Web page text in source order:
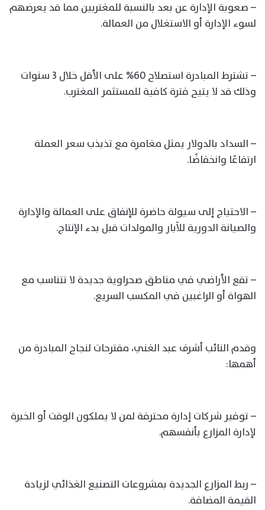
– صعوبة الإدارة عن بعد بالنسبة للمغتربين مما قد يعرضهم
لسوء الإدارة أو الاستغلال من العمالة.
– تشترط المبادرة استصلاح 60% على الأقل خلال 3 سنوات
وذلك قد لا يتيح فترة كافية للمستثمر المغترب.
– السداد بالدولار يمثل مغامرة مع تذبذب سعر العملة
ارتفاعًا وانخفاضًا.
– الاحتياج إلى سيولة حاضرة للإنفاق على العمالة والإدارة
والصيانة الدورية للآبار والمولدات قبل بدء الإنتاج.
– تقع الأراضي في مناطق صحراوية جديدة لا تتناسب مع
الهواة أو الراغبين في المكسب السريع.
وقدم النائب أشرف عبد الغني، مقترحات لنجاح المبادرة من
أهمها:
– توفير شركات إدارة محترفة لمن لا يملكون الوقت أو الخبرة
لإدارة المزارع بأنفسهم.
– ربط المزارع الجديدة بمشروعات التصنيع الغذائي لزيادة
القيمة المضافة.